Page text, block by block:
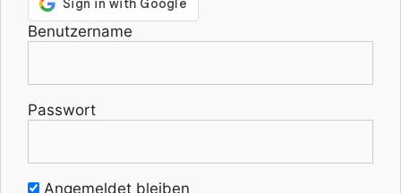
Benutzername
Passwort
Angemeldet bleiben